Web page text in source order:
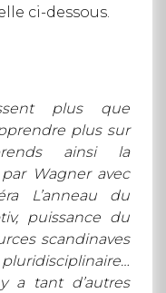
ci-dessous.
plus que
plus sur
ainsi la
Wagner avec
L’anneau du
puissance du
scandinaves
a tant d’autres